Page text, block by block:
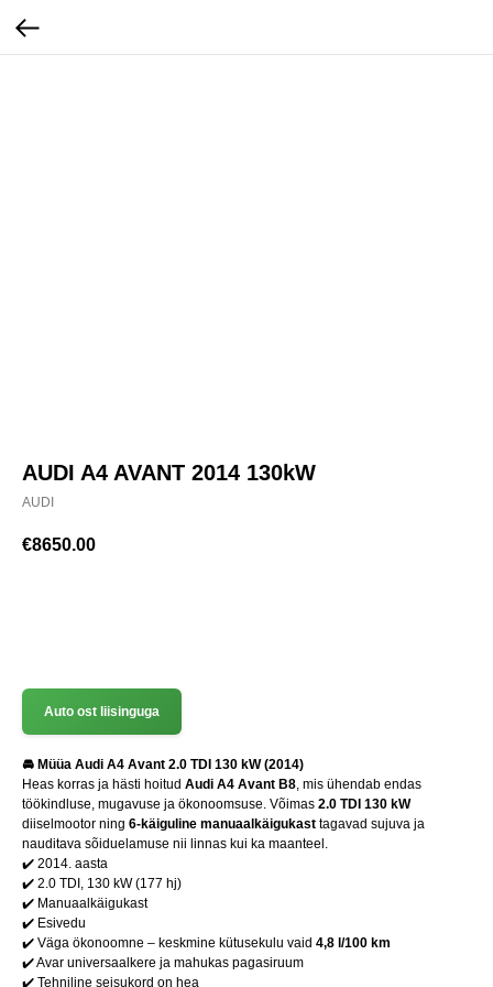
AUDI A4 AVANT 2014 130kW
AUDI
€8650.00
Auto ost liisinguga
🚘 Müüa Audi A4 Avant 2.0 TDI 130 kW (2014)
Heas korras ja hästi hoitud Audi A4 Avant B8, mis ühendab endas
töökindluse, mugavuse ja ökonoomsuse. Võimas 2.0 TDI 130 kW
diiselmootor ning 6-käiguline manuaalkäigukast tagavad sujuva ja
nauditava sõiduelamuse nii linnas kui ka maanteel.
✔️ 2014. aasta
✔️ 2.0 TDI, 130 kW (177 hj)
✔️ Manuaalkäigukast
✔️ Esivedu
✔️ Väga ökonoomne – keskmine kütusekulu vaid 4,8 l/100 km
✔️ Avar universaalkere ja mahukas pagasiruum
✔️ Tehniline seisukord on hea